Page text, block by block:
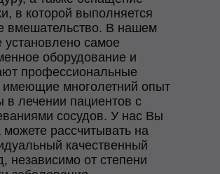
в которой выполняется
вмешательство. В нашем
установлено самое
оборудование и
профессиональные
имеющие многолетний опыт
в лечении пациентов с
сосудов. У нас Вы
можете рассчитывать на
качественный
независимо от степени